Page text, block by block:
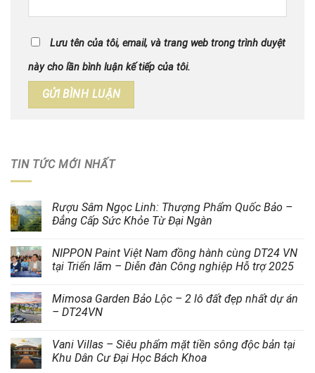
Lưu tên của tôi, email, và trang web trong trình duyệt
này cho lần bình luận kế tiếp của tôi.
TIN TỨC MỚI NHẤT
Rượu Sâm Ngọc Linh: Thượng Phẩm Quốc Bảo –
Đẳng Cấp Sức Khỏe Từ Đại Ngàn
NIPPON Paint Việt Nam đồng hành cùng DT24 VN
tại Triển lãm – Diễn đàn Công nghiệp Hỗ trợ 2025
Mimosa Garden Bảo Lộc – 2 lô đất đẹp nhất dự án
– DT24VN
Vani Villas – Siêu phẩm mặt tiền sông độc bản tại
Khu Dân Cư Đại Học Bách Khoa